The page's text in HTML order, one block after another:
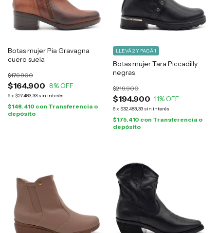
Botas mujer Pia Gravagna
cuero suela
$164.900
$179.900
8% OFF
6x $27.483,33 sin interés
$148.410 con Transferencia o
depósito
Botas mujer Tara Piccadilly
negras
$194.900
$219.900
11% OFF
6x $32.483,33 sin interés
LLEVÁ 2 Y PAGÁ 1
$175.410 con Transferencia o
depósito